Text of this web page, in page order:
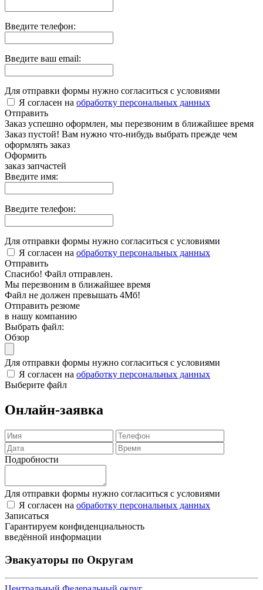
Введите телефон:
Введите ваш email:
Для отправки формы нужно согласиться с условиями
Я согласен на обработку персональных данных
Отправить
Заказ успешно оформлен, мы перезвоним в ближайшее время
Заказ пустой! Вам нужно что-нибудь выбрать прежде чем
оформлять заказ
Оформить
заказ запчастей
Введите имя:
Введите телефон:
Для отправки формы нужно согласиться с условиями
Я согласен на обработку персональных данных
Отправить
Спасибо! Файл отправлен.
Мы перезвоним в ближайшее время
Файл не должен превышать 4Мб!
Отправить резюме
в нашу компанию
Выбрать файл:
Обзор
Для отправки формы нужно согласиться с условиями
Я согласен на обработку персональных данных
Выберите файл
Онлайн-заявка
Подробности
Для отправки формы нужно согласиться с условиями
Я согласен на обработку персональных данных
Записаться
Гарантируем конфиденциальность
введённой информации
Эвакуаторы по Округам